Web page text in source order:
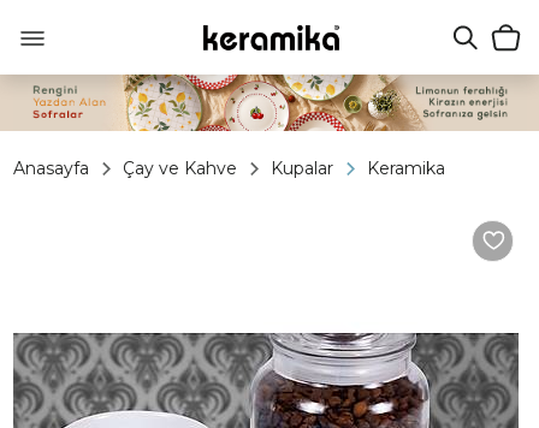
Anasayfa Çay ve Kahve Kupalar Keramika